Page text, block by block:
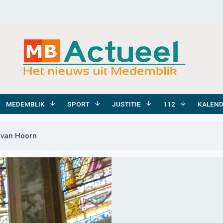
MEDEMBLIK SPORT JUSTITIE 112
Hoorn